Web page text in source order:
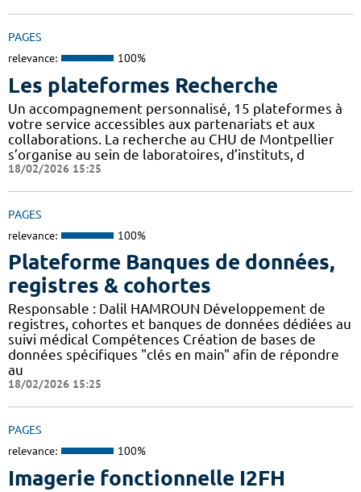
PAGES
relevance: 100%
Les plateformes Recherche
Un accompagnement personnalisé, 15 plateformes à
votre service accessibles aux partenariats et aux
collaborations. La recherche au CHU de Montpellier
s’organise au sein de laboratoires, d’instituts, d
18/02/2026 15:25
PAGES
relevance: 100%
Plateforme Banques de données,
registres & cohortes
Responsable : Dalil HAMROUN Développement de
registres, cohortes et banques de données dédiées au
suivi médical Compétences Création de bases de
données spécifiques "clés en main" afin de répondre
au
18/02/2026 15:25
PAGES
relevance: 100%
Imagerie fonctionnelle I2FH